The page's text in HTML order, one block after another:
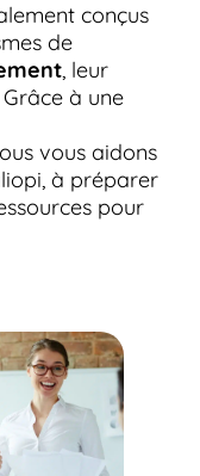
conçus
de
, leur
Grâce à une
vous aidons
à préparer
pour